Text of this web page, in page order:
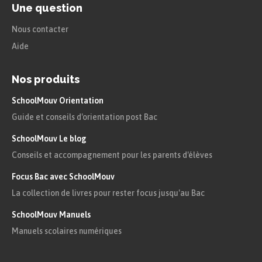
La création d’une
République semi-
En imposant une nouvelle Constitution, Charles
de Gaulle met fin au régime parlementaire et fait
du président de la République le personnage
central de la politique nationale.
La nouvelle constitution
En arrivant au pouvoir, de Gaulle réclame un
changement de Constitution, qu’il fait valider par
un référendum. Cette nouvelle Constitution fait
Une question
Nous contacter
Aide
Nos produits
SchoolMouv Orientation
Guide et conseils d'orientation post Bac
SchoolMouv Le blog
Conseils et accompagnement pour les parents d'élèves
Focus Bac avec SchoolMouv
La collection de livres pour rester focus jusqu'au Bac
SchoolMouv Manuels
Manuels scolaires numériques